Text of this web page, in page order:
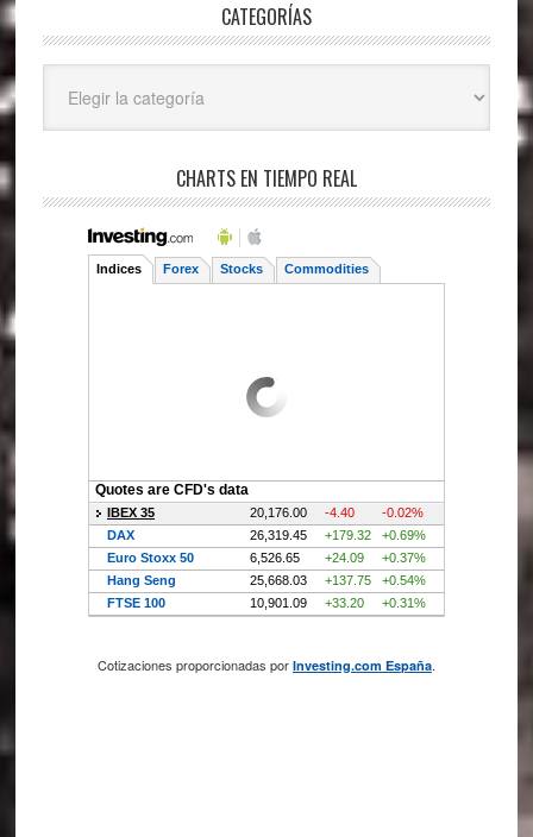
CATEGORÍAS
CHARTS EN TIEMPO REAL
Cotizaciones proporcionadas por Investing.com España.